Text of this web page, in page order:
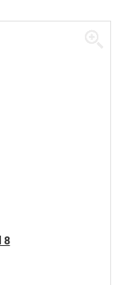
8